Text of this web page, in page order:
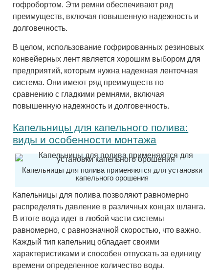
гофробортом. Эти ремни обеспечивают ряд
преимуществ, включая повышенную надежность и
долговечность.
В целом, использование гофрированных резиновых
конвейерных лент является хорошим выбором для
предприятий, которым нужна надежная ленточная
система. Они имеют ряд преимуществ по
сравнению с гладкими ремнями, включая
повышенную надежность и долговечность.
Капельницы для капельного полива:
виды и особенности монтажа
Капельницы для полива применяются для установки
капельного орошения
Капельницы для полива позволяют равномерно
распределять давление в различных концах шланга.
В итоге вода идет в любой части системы
равномерно, с равнозначной скоростью, что важно.
Каждый тип капельниц обладает своими
характеристиками и способен отпускать за единицу
времени определенное количество воды.